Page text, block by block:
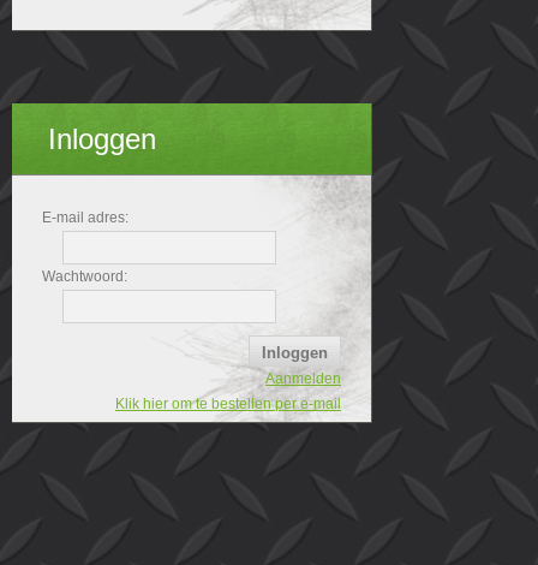
Inloggen
E-mail adres:
Wachtwoord:
Aanmelden
Klik hier om te bestellen per e-mail